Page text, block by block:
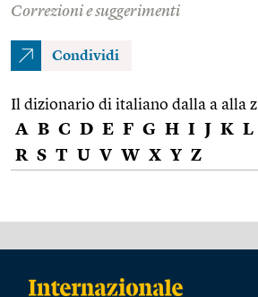
Correzioni e suggerimenti
Condividi
Il dizionario di italiano dalla a alla z
A B C D E F G H I J K L
R S T U V W X Y Z